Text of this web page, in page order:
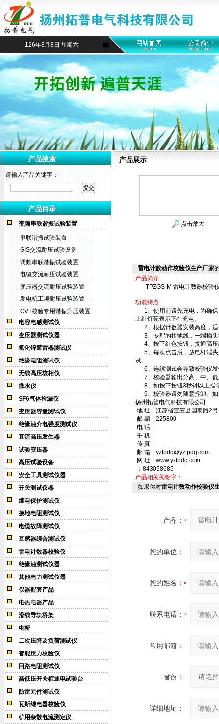
126年8月8日 星期六
产品搜索
请输入产品关键字：
产品目录
变频串联谐振试验装置
串联谐振试验装置
GIS交流耐压试验设备
调频串联谐振试验装置
电缆交流耐压试验装置
变压器交流耐压试验装置
发电机工频耐压试验装置
CVT校验专用谐振升压装置
电容电感测试仪
变压器测试仪器
氧化锌避雷器测试仪
绝缘电阻测试仪
无线高压核相仪
微水仪
SF6气体检漏仪
变压器容量测试仪
绝缘油介电强度测试仪
直流高压发生器
试验变压器
高压试验设备
安全工具测试仪器
开关测试仪器
继电保护测试仪
接地电阻测试仪
电缆故障测试仪
互感器综合测试仪
雷电计数器校验仪
绝缘油测试仪器
其他电力测试仪器
仪器配套产品
电热电器产品
滑线导轨桥架
电桥
二次压降及负荷测试仪
智能压力校验仪
回路电阻测试仪
高低压开关柜通电试验台
防雷元件测试仪
瓦斯继电器校验仪
矿用杂散电流测定仪
产品展示
点击放大
雷电计数动作校验仪生产厂家
产品简介
TPZGS-M 雷电计数器校验仪
功能特点
1、使用前请先充电，为确保
上红灯亮表示正在充电。
2、根据计数器安装高度，适
3、专配的接地线，一端插头
4、按下红色按钮，接通高压
5、每次点击后，放电杆端头
试。
6、连续测试会导致校验仪发
7、校验器输出分高、中、低
8、如按下按钮3秒钟以上指
9、校验器请勿随意拆卸。如
扬州拓普电气科技有限公司
地 址：江苏省宝应县国泰路2号
邮 编： 225800
电 话：
手 机：
传 真：
邮 箱：yztpdq@yztpdq.com
网 址：www.yztpdq.com
：843058685
产品相关关键字：
如果你对雷电计数动作校验仪
产品：
您的单位：
您的姓名：
联系电话：
常用邮箱：
省份：
详细地址：